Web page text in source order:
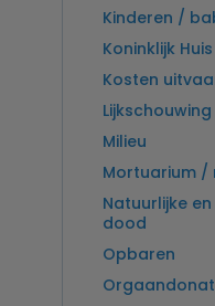
Kinderen /
Koninklijk Huis
Kosten
Lijkschouwing
Milieu
Mortuarium /
Natuurlijke
dood
Opbaren